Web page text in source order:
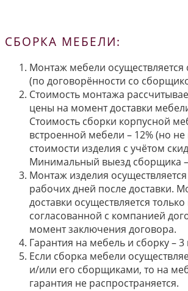
СБОРКА МЕБЕЛИ:
Монтаж мебели осуществляется
(по договорённости со
Стоимость монтажа
цены на момент доставки
Стоимость сборки корпусной
встроенной мебели – 12% (но
стоимости изделия с учётом
Минимальный выезд сборщика
Монтаж изделия
рабочих дней после доставки.
доставки осуществляется
согласованной с компанией
момент заключения договора.
Гарантия на мебель и сборку – 3
Если сборка мебели
и/или его сборщиками, то на
гарантия не распространяется.